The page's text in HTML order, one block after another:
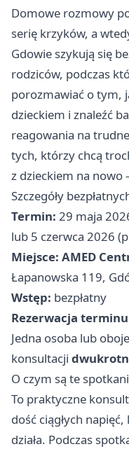
Domowe rozmowy
serię krzyków, a
Gdowie szykują się
rodziców, podczas
porozmawiać o tym,
dzieckiem i znaleźć
reagowania na
tych, którzy chcą
z dzieckiem na
Szczegóły
Termin: 29 maja
lub 5 czerwca 2026
Miejsce: AMED
Łapanowska 119,
Wstęp: bezpłatny
Rezerwacja
Jedna osoba lub
konsultacji
O czym są te
To praktyczne
dość ciągłych
działa. Podczas